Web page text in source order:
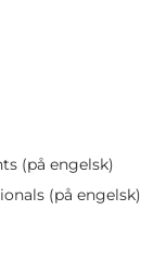
(på engelsk)
(på engelsk)